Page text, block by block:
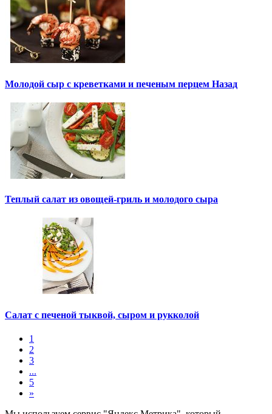
Молодой сыр с креветками и печеным перцем Назад
Теплый салат из овощей-гриль и молодого сыра
Салат с печеной тыквой, сыром и рукколой
1
2
3
...
5
»